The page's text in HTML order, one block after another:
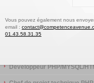
Développeur PHP/MYSQL/
Vous pouvez également nous
email :
01.43.58.31.35